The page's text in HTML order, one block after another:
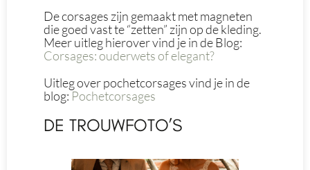
De corsages zijn gemaakt met magneten
die goed vast te “zetten” zijn op de kleding.
Meer uitleg hierover vind je in de Blog:
Corsages: ouderwets of elegant?
Uitleg over pochetcorsages vind je in de
blog: Pochetcorsages
DE TROUWFOTO’S